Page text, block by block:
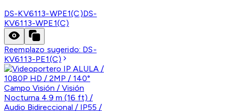
DS-KV6113-WPE1(C)DS-
KV6113-WPE1(C)
Reemplazo sugerido: DS-
KV6113-PE1(C)